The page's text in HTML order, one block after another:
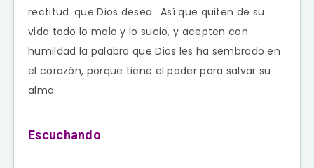
rectitud que Dios desea. Así que quiten de su
vida todo lo malo y lo sucio, y acepten con
humildad la palabra que Dios les ha sembrado en
el corazón, porque tiene el poder para salvar su
alma.
Escuchando